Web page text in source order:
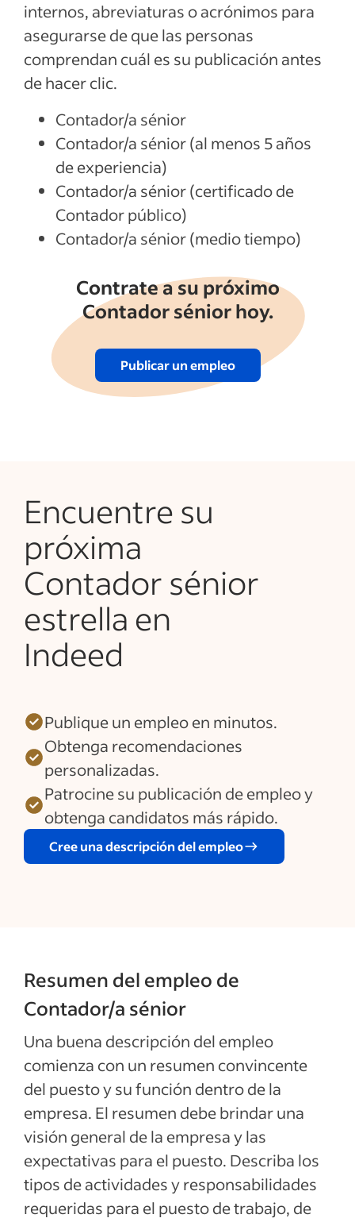
internos, abreviaturas o acrónimos para
asegurarse de que las personas
comprendan cuál es su publicación antes
de hacer clic.
Contador/a sénior
Contador/a sénior (al menos 5 años
de experiencia)
Contador/a sénior (certificado de
Contador público)
Contador/a sénior (medio tiempo)
Contrate a su próximo
Contador sénior hoy.
Publicar un empleo
Encuentre su
próxima
Contador sénior
estrella en
Indeed
Publique un empleo en minutos.
Obtenga recomendaciones
personalizadas.
Patrocine su publicación de empleo y
obtenga candidatos más rápido.
Cree una descripción del empleo
Resumen del empleo de
Contador/a sénior
Una buena descripción del empleo
comienza con un resumen convincente
del puesto y su función dentro de la
empresa. El resumen debe brindar una
visión general de la empresa y las
expectativas para el puesto. Describa los
tipos de actividades y responsabilidades
requeridas para el puesto de trabajo, de